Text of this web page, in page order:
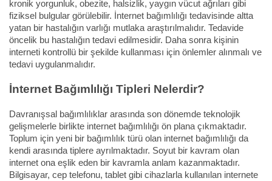
kronik yorgunluk, obezite, halsizlik, yaygın vücut ağrıları gibi
fiziksel bulgular görülebilir. İnternet bağımlılığı tedavisinde altta
yatan bir hastalığın varlığı mutlaka araştırılmalıdır. Tedavide
öncelik bu hastalığın tedavi edilmesidir. Daha sonra kişinin
interneti kontrollü bir şekilde kullanması için önlemler alınmalı ve
tedavi uygulanmalıdır.
İnternet Bağımlılığı Tipleri Nelerdir?
Davranışsal bağımlılıklar arasında son dönemde teknolojik
gelişmelerle birlikte internet bağımlılığı ön plana çıkmaktadır.
Toplum için yeni bir bağımlılık türü olan internet bağımlılığı da
kendi arasında tiplere ayrılmaktadır. Soyut bir kavram olan
internet ona eşlik eden bir kavramla anlam kazanmaktadır.
Bilgisayar, cep telefonu, tablet gibi cihazlarla kullanılan internete